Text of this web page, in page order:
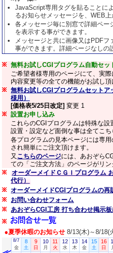
無料お試しCGIプログラム自動セ
ご希望者様専用のページにて、実
内容変更等の全ての機能がお試し頂
無料お試しCGIプログラムセット
様用）
[価格表5/25日改定]変更 1
設置お申し込み
これらのCGIプログラムは特殊な
設置・設定など面倒な事は全てこち
各プログラムの見本ページには専
され簡単にご注文頂けます。
又 こちらのページには、あおぞら
ての「ご注文方法」のページがリン
オーダーメイドＣＧＩプログラム
代行）
オーダーメイドCGIプログラムの再
お問い合わせフォーム
あおぞらCGI工房 打ち合わせ掲示
●夏季休暇のお知らせ 8/13(木)～8/18(